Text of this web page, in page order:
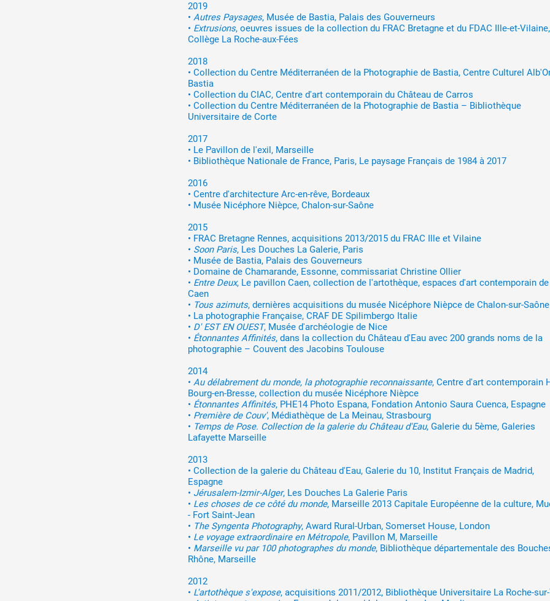
2019
• Autres Paysages, Musée de Bastia, Palais des Gouverneurs
• Extrusions, oeuvres issues de la collection du FRAC Bretagne et du FDAC Ille-et-Vilaine,
Collège La Roche-aux-Fées
2018
• Collection du Centre Méditerranéen de la Photographie de Bastia, Centre Culturel
Bastia
• Collection du CIAC, Centre d'art contemporain du Château de Carros
• Collection du Centre Méditerranéen de la Photographie de Bastia – Bibliothèque
Universitaire de Corte
2017
• Le Pavillon de l'exil, Marseille
• Bibliothèque Nationale de France, Paris, Le paysage Français de 1984 à 2017
2016
• Centre d'architecture Arc-en-rêve, Bordeaux
• Musée Nicéphore Nièpce, Chalon-sur-Saône
2015
• FRAC Bretagne Rennes, acquisitions 2013/2015 du FRAC Ille et Vilaine
• Soon Paris, Les Douches La Galerie, Paris
• Musée de Bastia, Palais des Gouverneurs
• Domaine de Chamarande, Essonne, commissariat Christine Ollier
• Entre Deux, Le pavillon Caen, collection de l'artothèque, espaces d'art contemporain de
Caen
• Tous azimuts, dernières acquisitions du musée Nicéphore Nièpce de Chalon-sur-Saône
• La photographie Française, CRAF DE Spilimbergo Italie
• D' EST EN OUEST, Musée d'archéologie de Nice
• Étonnantes Affinités, dans la collection du Château d'Eau avec 200 grands noms de la
photographie – Couvent des Jacobins Toulouse
2014
• Au délabrement du monde, la photographie reconnaissante, Centre d'art contemporain
Bourg-en-Bresse, collection du musée Nicéphore Nièpce
• Étonnantes Affinités, PHE14 Photo Espana, Fondation Antonio Saura Cuenca, Espagne
• Première de Couv', Médiathèque de La Meinau, Strasbourg
• Temps de Pose. Collection de la galerie du Château d'Eau, Galerie du 5ème, Galeries
Lafayette Marseille
2013
• Collection de la galerie du Château d'Eau, Galerie du 10, Institut Français de Madrid,
Espagne
• Jérusalem-Izmir-Alger, Les Douches La Galerie Paris
• Les choses de ce côté du monde, Marseille 2013 Capitale Européenne de la culture,
- Fort Saint-Jean
• The Syngenta Photography, Award Rural-Urban, Somerset House, London
• Le voyage extraordinaire en Métropole, Pavillon M, Marseille
• Marseille vu par 100 photographes du monde, Bibliothèque départementale des
Rhône, Marseille
2012
• L'artothèque s'expose, acquisitions 2011/2012, Bibliothèque Universitaire La Roche-